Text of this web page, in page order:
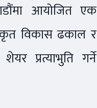
आयोजित एक
विकास ढकाल र
प्रत्याभुति गर्ने